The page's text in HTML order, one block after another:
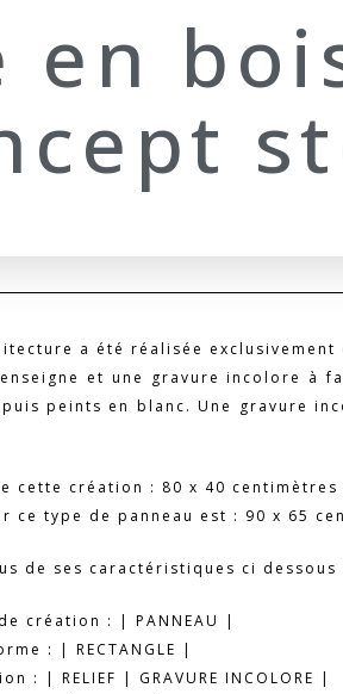
en
a été réalisée exclusivement
et une gravure incolore à
peints en blanc. Une gravure
cette création : 80 x 40 centimètres
ce type de panneau est : 90 x 65
de ses caractéristiques ci
création : | PANNEAU |
: | RECTANGLE |
: | RELIEF | GRAVURE INCOLORE |